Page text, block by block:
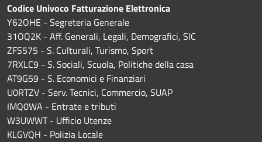
Codice Univoco Fatturazione Elettronica
Y62OHE - Segreteria Generale
31OQ2K - Aff. Generali, Legali, Demografici, SIC
ZFS575 - S. Culturali, Turismo, Sport
7RXLC9 - S. Sociali, Scuola, Politiche della casa
AT9G59 - S. Economici e Finanziari
U0RTZV - Serv. Tecnici, Commercio, SUAP
IMQ0WA - Entrate e tributi
W3UWWT - Ufficio Utenze
KLGVQH - Polizia Locale